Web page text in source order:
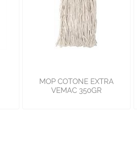
MOP COTONE EXTRA
VEMAC 350GR